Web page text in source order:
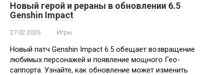
Новый герой и рераны в обновлении 6.5
Genshin Impact
27.02.2026 Игры
Новый патч Genshin Impact 6.5 обещает возвращение
любимых персонажей и появление мощного Гео-
саппорта. Узнайте, как обновление может изменить